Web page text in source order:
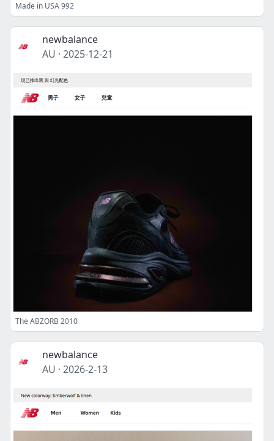
Made in USA 992
newbalance
AU · 2025-12-21
The ABZORB 2010
newbalance
AU · 2026-2-13